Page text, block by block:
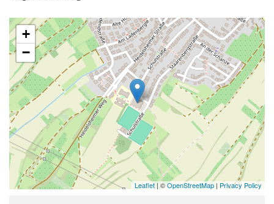
+
−
Leaflet | ©OpenStreetMap | Privacy Policy